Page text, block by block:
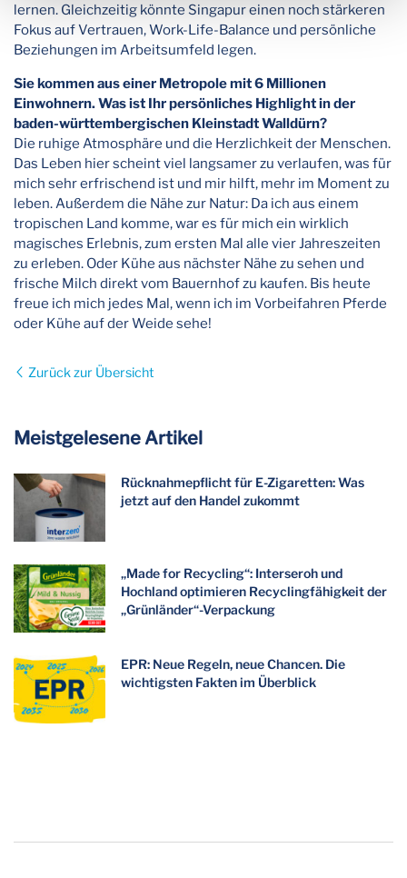
lernen. Gleichzeitig könnte Singapur einen noch stärkeren
Fokus auf Vertrauen, Work-Life-Balance und persönliche
Beziehungen im Arbeitsumfeld legen.
Sie kommen aus einer Metropole mit 6 Millionen
Einwohnern. Was ist Ihr persönliches Highlight in der
baden-württembergischen Kleinstadt Walldürn?
Die ruhige Atmosphäre und die Herzlichkeit der Menschen.
Das Leben hier scheint viel langsamer zu verlaufen, was für
mich sehr erfrischend ist und mir hilft, mehr im Moment zu
leben. Außerdem die Nähe zur Natur: Da ich aus einem
tropischen Land komme, war es für mich ein wirklich
magisches Erlebnis, zum ersten Mal alle vier Jahreszeiten
zu erleben. Oder Kühe aus nächster Nähe zu sehen und
frische Milch direkt vom Bauernhof zu kaufen. Bis heute
freue ich mich jedes Mal, wenn ich im Vorbeifahren Pferde
oder Kühe auf der Weide sehe!
Zurück zur Übersicht
Meistgelesene Artikel
Rücknahmepflicht für E-Zigaretten: Was
jetzt auf den Handel zukommt
„Made for Recycling“: Interseroh und
Hochland optimieren Recyclingfähigkeit der
„Grünländer“-Verpackung
EPR: Neue Regeln, neue Chancen. Die
wichtigsten Fakten im Überblick